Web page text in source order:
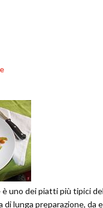
è uno dei piatti più tipici
di lunga preparazione, da